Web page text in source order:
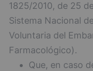
1825/2010, de 25
Sistema Nacional
Voluntaria del
Farmacológico).
Que, en caso